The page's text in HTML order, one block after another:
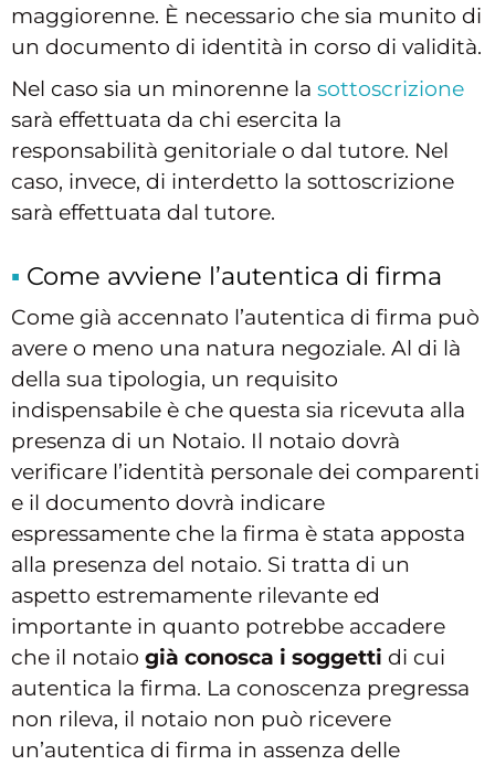
maggiorenne. È necessario che sia munito di
un documento di identità in corso di validità.
Nel caso sia un minorenne la sottoscrizione
sarà effettuata da chi esercita la
responsabilità genitoriale o dal tutore. Nel
caso, invece, di interdetto la sottoscrizione
sarà effettuata dal tutore.
Come avviene l’autentica di firma
Come già accennato l’autentica di firma può
avere o meno una natura negoziale. Al di là
della sua tipologia, un requisito
indispensabile è che questa sia ricevuta alla
presenza di un Notaio. Il notaio dovrà
verificare l’identità personale dei comparenti
e il documento dovrà indicare
espressamente che la firma è stata apposta
alla presenza del notaio. Si tratta di un
aspetto estremamente rilevante ed
importante in quanto potrebbe accadere
che il notaio già conosca i soggetti di cui
autentica la firma. La conoscenza pregressa
non rileva, il notaio non può ricevere
un’autentica di firma in assenza delle